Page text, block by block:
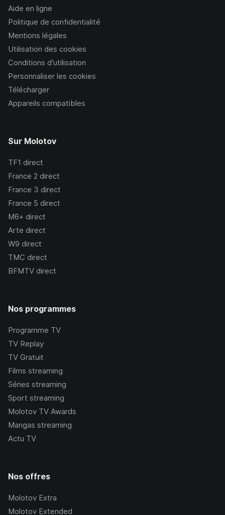
Aide en ligne
Politique de confidentialité
Mentions légales
Utilisation des cookies
Conditions d’utilisation
Personnaliser les cookies
Télécharger
Appareils compatibles
Sur Molotov
TF1 direct
France 2 direct
France 3 direct
France 5 direct
M6+ direct
Arte direct
W9 direct
TMC direct
BFMTV direct
Nos programmes
Programme TV
TV Replay
TV Gratuit
Films streaming
Séries streaming
Sport streaming
Molotov TV Awards
Mangas streaming
Actu TV
Nos offres
Molotov Extra
Molotov Extended